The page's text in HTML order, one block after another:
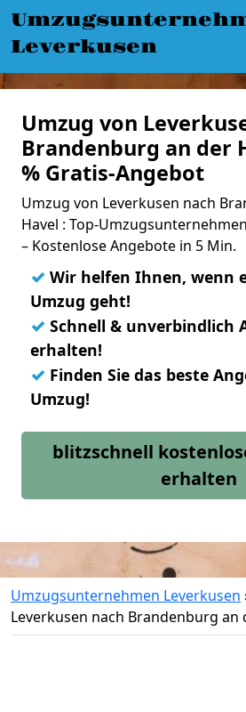
Leverkusen
Umzug von
Brandenburg an der
% Gratis-Angebot
Umzug von Leverkusen nach
Havel : Top-
– Kostenlose Angebote in 5 Min.
✓ Wir helfen Ihnen, wenn
Umzug geht!
✓ Schnell & unverbindlich
erhalten!
✓ Finden Sie das beste
Umzug!
blitzschnell
erhalten
Umzugsunternehmen Leverkusen
Leverkusen nach Brandenburg an